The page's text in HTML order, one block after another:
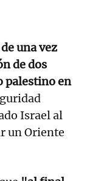
una vez
de dos
palestino en
Israel al
un Oriente